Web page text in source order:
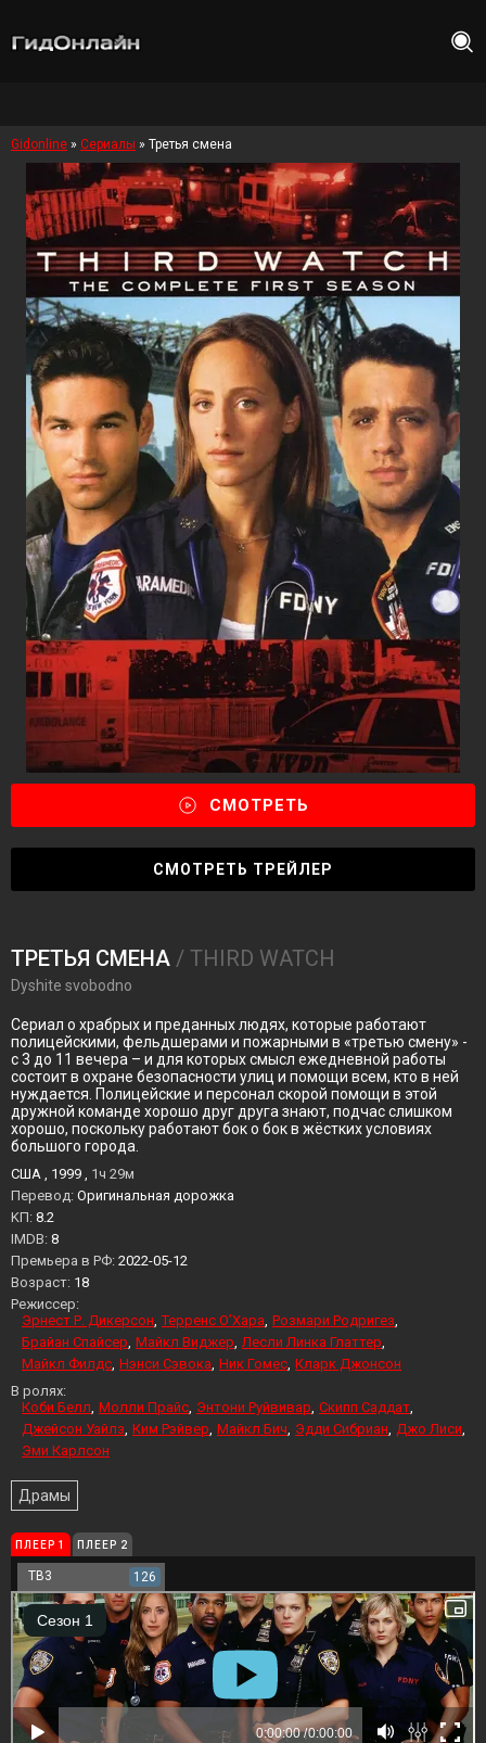
Gidonline » Сериалы » Третья смена
СМОТРЕТЬ
СМОТРЕТЬ ТРЕЙЛЕР
ТРЕТЬЯ СМЕНА / THIRD WATCH
Dyshite svobodno
Сериал о храбрых и преданных людях, которые работают
полицейскими, фельдшерами и пожарными в «третью смену» -
с 3 до 11 вечера – и для которых смысл ежедневной работы
состоит в охране безопасности улиц и помощи всем, кто в ней
нуждается. Полицейские и персонал скорой помощи в этой
дружной команде хорошо друг друга знают, подчас слишком
хорошо, поскольку работают бок о бок в жёстких условиях
большого города.
США , 1999 , 1ч 29м
Перевод: Оригинальная дорожка
KП: 8.2
IMDB: 8
Премьера в РФ: 2022-05-12
Возраст: 18
Режиссер:
Эрнест Р. Дикерсон Терренс О’Хара Розмари Родригез
Брайан Спайсер Майкл Виджер Лесли Линка Глаттер
Майкл Филдс Нэнси Сэвока Ник Гомес Кларк Джонсон
В ролях:
Коби Белл Молли Прайс Энтони Руйвивар Скипп Саддат
Джейсон Уайлз Ким Рэйвер Майкл Бич Эдди Сибриан Джо Лиси
Эми Карлсон
Драмы
ПЛЕЕР 1 ПЛЕЕР 2
ТВ3 126